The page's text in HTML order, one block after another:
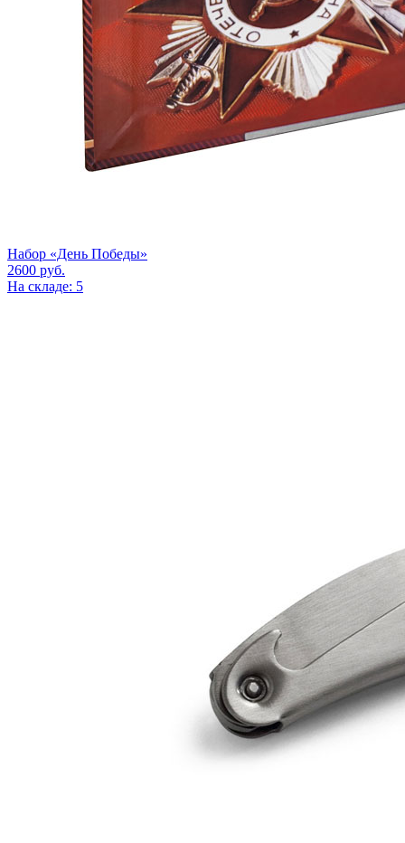
Набор «День Победы»
2600 руб.
На складе: 5